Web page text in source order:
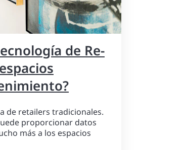
de Re-
de retailers tradicionales.
proporcionar datos
más a los espacios